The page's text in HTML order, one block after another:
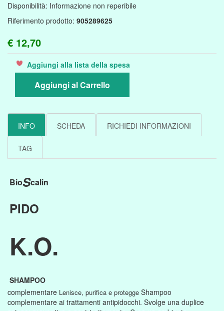
Disponibilità: Informazione non reperibile
Riferimento prodotto: 905289625
€ 12,70
Aggiungi alla lista della spesa
Aggiungi al Carrello
INFO SCHEDA RICHIEDI INFORMAZIONI
TAG
BioScalin
PIDO
K.O.
SHAMPOO
complementare Lenisce, purifica e protegge Shampoo
complementare ai trattamenti antipidocchi. Svolge una duplice